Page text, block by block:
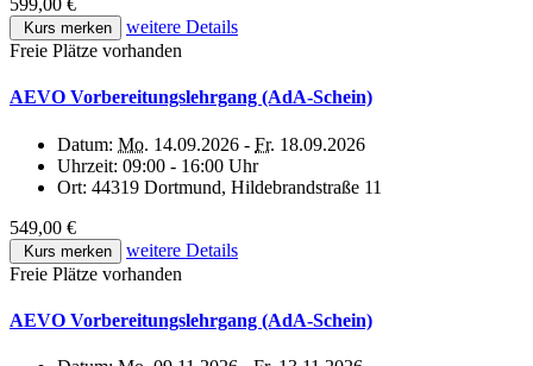
599,00 €
Kurs merken
weitere Details
Freie Plätze vorhanden
AEVO Vorbereitungslehrgang (AdA-Schein)
Datum: Mo. 14.09.2026 - Fr. 18.09.2026
Uhrzeit: 09:00 - 16:00 Uhr
Ort: 44319 Dortmund, Hildebrandstraße 11
549,00 €
Kurs merken
weitere Details
Freie Plätze vorhanden
AEVO Vorbereitungslehrgang (AdA-Schein)